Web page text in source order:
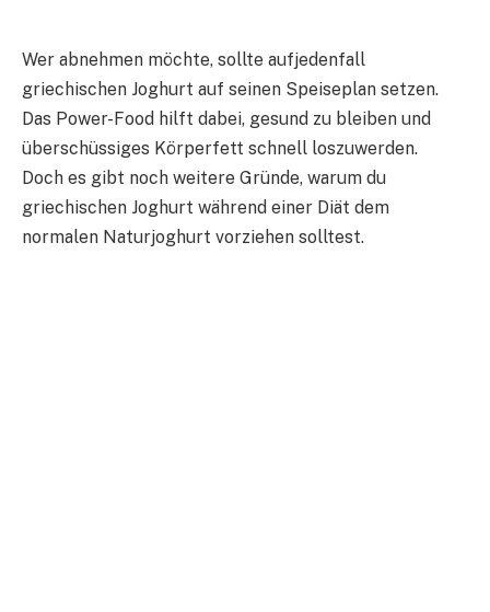
Wer abnehmen möchte, sollte aufjedenfall
griechischen Joghurt auf seinen Speiseplan setzen.
Das Power-Food hilft dabei, gesund zu bleiben und
überschüssiges Körperfett schnell loszuwerden.
Doch es gibt noch weitere Gründe, warum du
griechischen Joghurt während einer Diät dem
normalen Naturjoghurt vorziehen solltest.